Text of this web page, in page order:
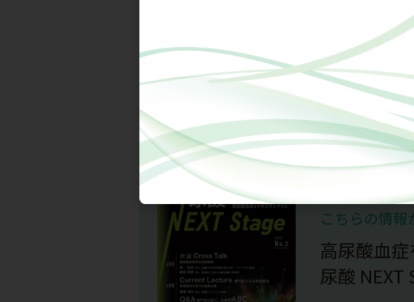
良いのです。しんどいことをしんどいと
んだと思わせてくれます。これから私
ちを忘れず、研究を進めていきたいですね
こちらの情報
高尿酸血
尿酸 NEXT